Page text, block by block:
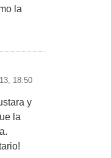
la
18:50
y
la